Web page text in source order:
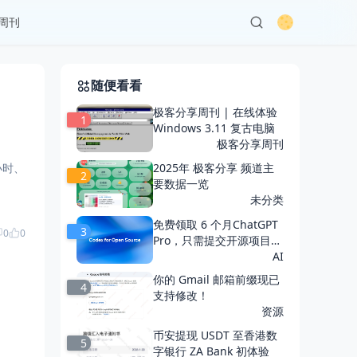
刊
0 0
随便看看
1
极客分享周刊 | 在线体验
Windows 3.11 复古电脑
极客分享周刊
2
2025年 极客分享 频道主
要数据一览
未分类
3
免费领取 6 个月ChatGPT
Pro，只需提交开源项目即
AI
4
你的 Gmail 邮箱前缀现已
支持修改！
资源
5
币安提现 USDT 至香港数
字银行 ZA Bank 初体验